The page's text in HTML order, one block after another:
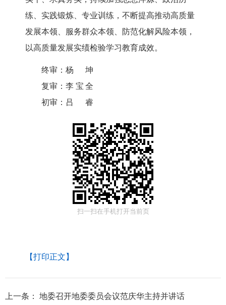
练、实践锻炼、专业训练，不断提高推动高质量
发展本领、服务群众本领、防范化解风险本领，
以高质量发展实绩检验学习教育成效。
终审： 杨坤
复审： 李宝全
初审： 吕睿
扫一扫在手机打开当前页
【打印正文】
上一条：
地委召开地委委员会议范庆华主持并讲话